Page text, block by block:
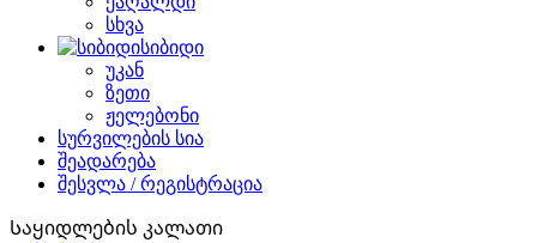
სხვა
სიბიდი
უკან
ზეთი
ჟელებონი
სურვილების სია
შეადარება
შესვლა / რეგისტრაცია
Საყიდლების კალათი